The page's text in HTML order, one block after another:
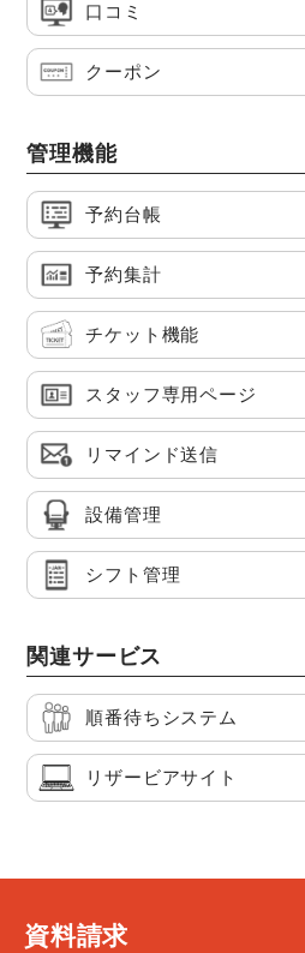
口コミ
クーポン
管理機能
予約台帳
予約集計
チケット機能
スタッフ専用ページ
リマインド送信
設備管理
シフト管理
関連サービス
順番待ちシステム
リザービアサイト
資料請求